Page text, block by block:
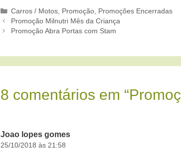
Categorias
Carros / Motos Promoção Promoções Encerradas
Promoção Milnutri Mês da Criança
Promoção Abra Portas com Stam
8 comentários em
Joao lopes gomes
25/10/2018 às 21:58